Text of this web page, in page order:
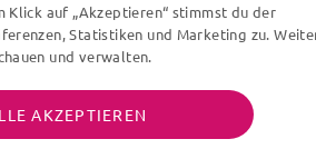
Klick auf „Akzeptieren“ stimmst du der
Statistiken und Marketing zu.
und verwalten.
AKZEPTIEREN